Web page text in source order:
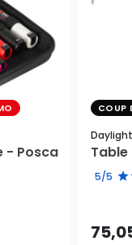
- Posca
COUP
Daylight
Table
5/5